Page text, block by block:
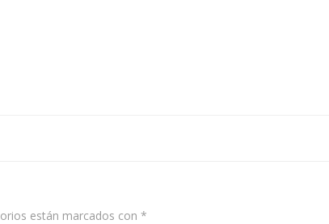
están marcados con *